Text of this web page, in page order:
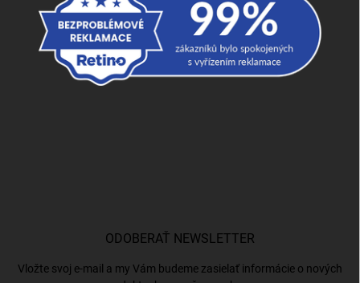
ODOBERAŤ NEWSLETTER
Vložte svoj e-mail a my Vám budeme zasielať informácie o nových